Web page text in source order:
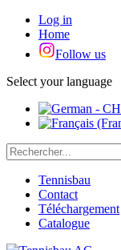
Log in
Home
Follow us
Select your language
Tennisbau
Contact
Téléchargement
Catalogue